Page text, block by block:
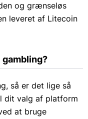
og grænseløs
leveret af Litecoin
gambling?
så er det lige så
dit valg af platform
at bruge